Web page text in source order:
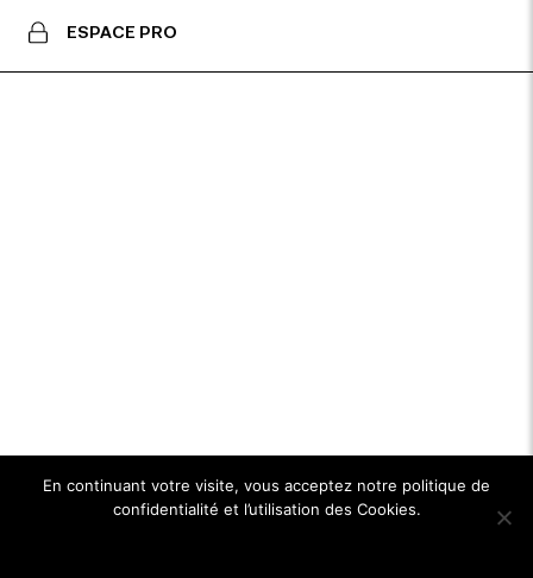
ESPACE PRO
En continuant votre visite, vous acceptez notre politique de
confidentialité et l’utilisation des Cookies.